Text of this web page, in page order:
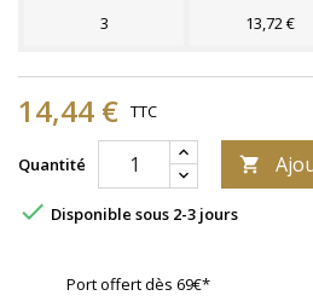
3 13,72 €
14,44 € TTC
Quantité 
 Disponible sous 2-3 jours
Port offert dès 69€*